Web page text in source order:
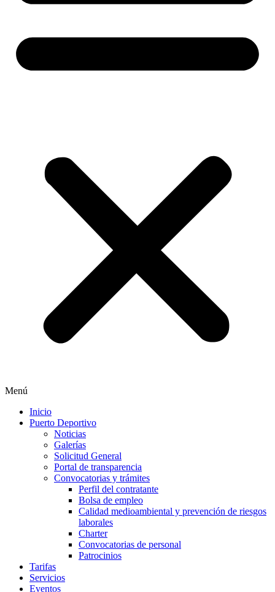
Menú
Inicio
Puerto Deportivo
Noticias
Galerías
Solicitud General
Portal de transparencia
Convocatorias y trámites
Perfil del contratante
Bolsa de empleo
Calidad medioambiental y prevención de riesgos
laborales
Charter
Convocatorias de personal
Patrocinios
Tarifas
Servicios
Eventos